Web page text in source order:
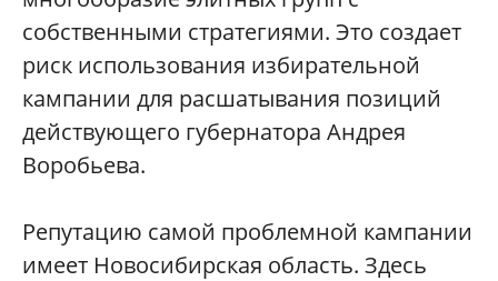
собственными стратегиями. Это создает
риск использования избирательной
кампании для расшатывания позиций
действующего губернатора Андрея
Воробьева.
Репутацию самой проблемной кампании
имеет Новосибирская область. Здесь